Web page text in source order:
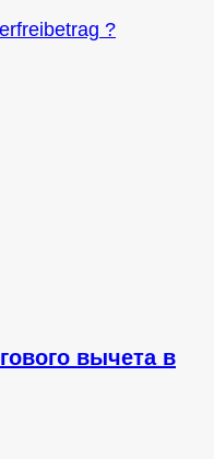
вычета в